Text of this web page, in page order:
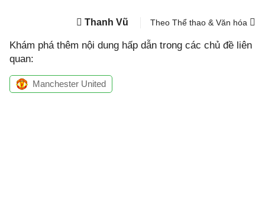
Thanh Vũ Theo Thể thao & Văn hóa
Khám phá thêm nội dung hấp dẫn trong các chủ đề liên
quan:
Manchester United